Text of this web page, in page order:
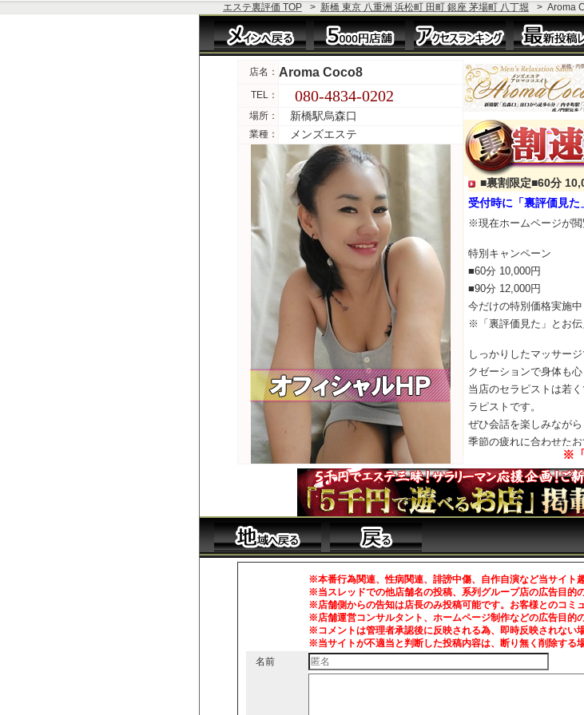
エステ裏評価 TOP > 新橋 東京 八重洲 浜松町 田町 銀座 茅場町 八丁堀 > Aroma
店名： Aroma Coco8
TEL： 080-4834-0202
場所： 新橋駅烏森口
業種： メンズエステ
■裏割限定■60分
受付時に「裏評価見た
※現在ホームページが
特別キャンペーン
■60分 10,000円
■90分 12,000円
今だけの特別価格実施中
※「裏評価見た」とお
しっかりしたマッサー
クゼーションで身体も心
当店のセラピストは若
ラピストです。
ぜひ会話を楽しみなが
季節の疲れに合わせた
サージなどご堪能いた
※
※本番行為関連、性病関連、誹謗中傷、自作自演など当サイト
※当スレッドでの他店舗名の投稿、系列グループ店の広告目的
※店舗側からの告知は店長のみ投稿可能です。お客様とのコミ
※店舗運営コンサルタント、ホームページ制作などの広告目的
※コメントは管理者承認後に反映される為、即時反映されない
※当サイトが不適当と判断した投稿内容は、断り無く削除する
名前